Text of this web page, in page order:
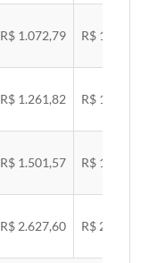
R$ 1.072,79 R$ 1.105,53
R$ 1.261,82 R$ 1.300,32
R$ 1.501,57 R$ 1.547,38
R$ 2.627,60 R$ 2.707,76